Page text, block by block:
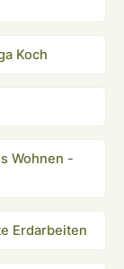
Koch
Wohnen -
Erdarbeiten